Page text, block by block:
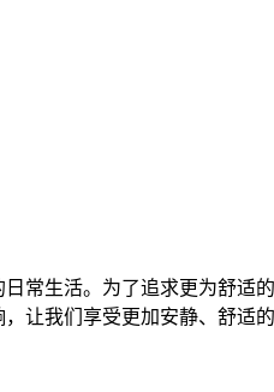
常生活。为了追求更为舒适
让我们享受更加安静、舒适的